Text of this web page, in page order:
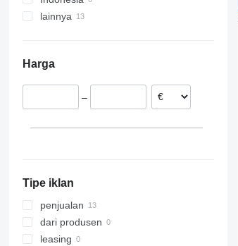
lainnya
Belanda
Moldova
Harga
–
Tipe iklan
penjualan
dari produsen
leasing